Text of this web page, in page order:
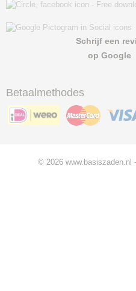
Schrijf een
op Google
Betaalmethodes
© 2026 www.basiszaden.nl